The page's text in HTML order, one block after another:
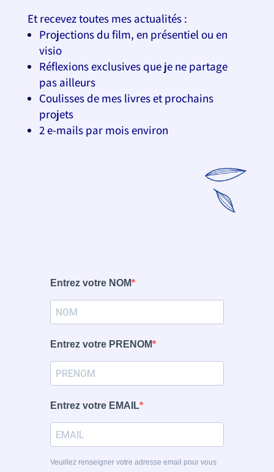
Etrecevez toutes mes actualités :
Projections du film, en présentiel ou en
visio
Réflexions exclusives que je ne partage
pas ailleurs
Coulisses de mes livres et prochains
projets
2 e-mails par mois environ
Entrez votre NOM
Entrez votre PRENOM
Entrez votre EMAIL
Veuillez renseigner votre adresse email pour vous